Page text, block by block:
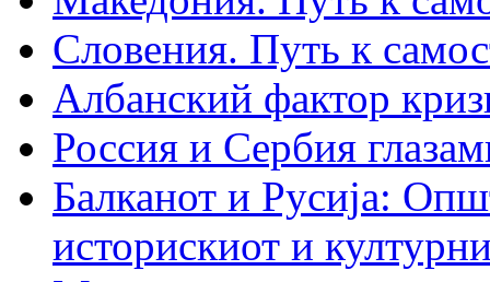
Словения. Путь к
Албанский фактор
Россия и Сербия
Балканот и Русиjа:
историскиот и